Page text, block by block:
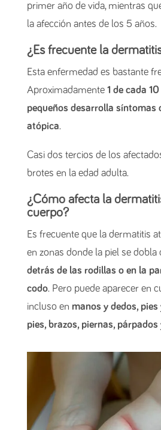
primer año de vida, mientras
la afección antes de los 5 años.
¿Es frecuente la
Esta enfermedad es bastante
Aproximadamente 1 de cada
pequeños desarrolla síntomas
atópica.
Casi dos tercios de los
brotes en la edad adulta.
¿Cómo afecta la
cuerpo?
Es frecuente que la dermatitis
en zonas donde la piel se dobla
detrás de las rodillas o en la
codo. Pero puede aparecer en
incluso en manos y dedos, pies
pies, brazos, piernas, párpados